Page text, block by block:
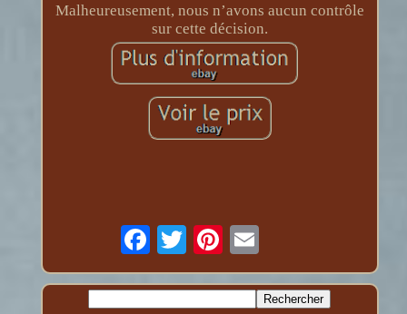
Malheureusement, nous n’avons aucun contrôle
sur cette décision.